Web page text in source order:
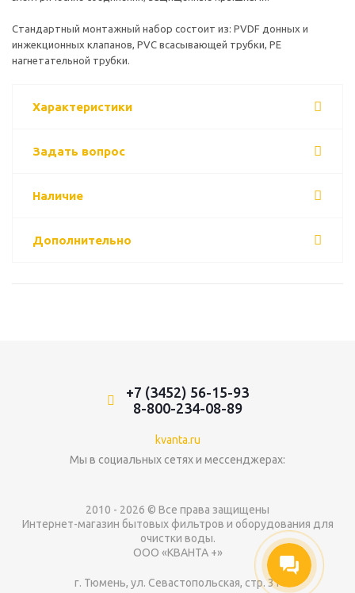
Стандартный монтажный набор состоит из: PVDF донных и
инжекционных клапанов, PVC всасывающей трубки, PE
нагнетательной трубки.
Характеристики
Задать вопрос
Наличие
Дополнительно
+7 (3452) 56-15-93
8-800-234-08-89
kvanta.ru
Мы в социальных сетях и мессенджерах:
2010 - 2026 © Все права защищены
Интернет-магазин бытовых фильтров и оборудования для
очистки воды.
ООО «КВАНТА +»
г. Тюмень, ул. Севастопольская, стр. 31